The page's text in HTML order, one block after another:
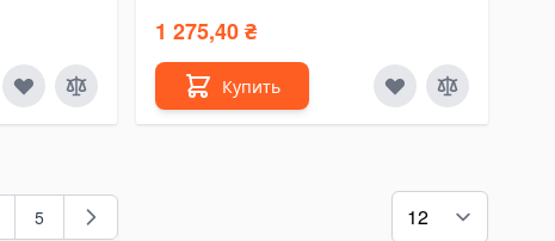
1 275,40 ₴
Купить
pageСтраница
5